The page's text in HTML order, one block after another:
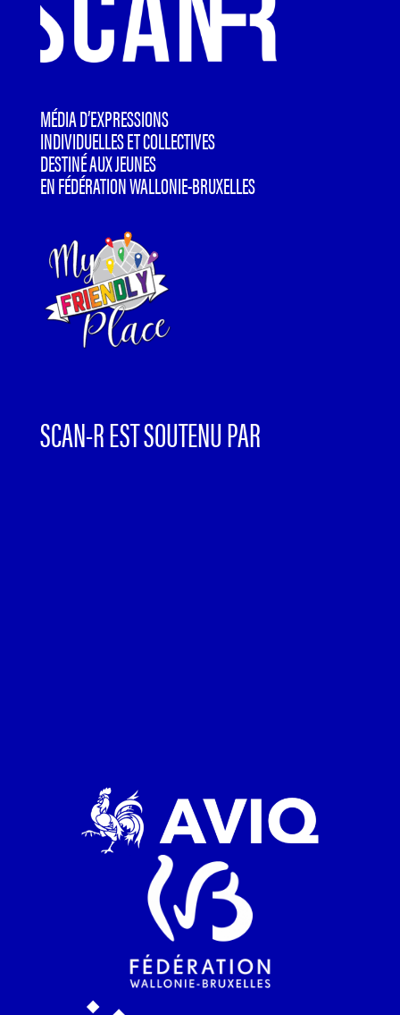
MÉDIA D’EXPRESSIONS
INDIVIDUELLES ET COLLECTIVES
DESTINÉ AUX JEUNES
EN FÉDÉRATION WALLONIE-BRUXELLES
SCAN-R EST SOUTENU PAR